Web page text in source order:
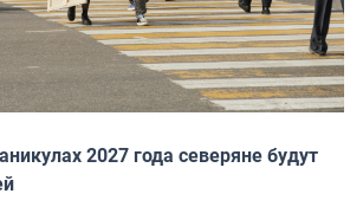
2027 года северяне будут